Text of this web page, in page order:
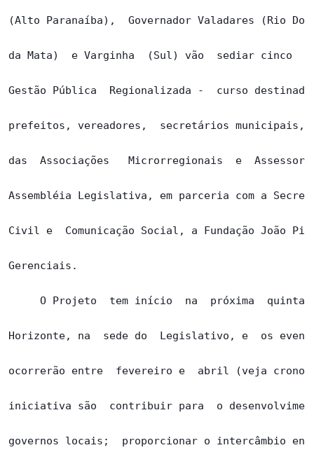
(Alto Paranaíba),  Governador Valadares (Rio
da Mata)  e Varginha  (Sul) vão  sediar cinco
Gestão Pública  Regionalizada -  curso
prefeitos, vereadores,  secretários municipais,
das  Associações   Microrregionais  e
Assembléia Legislativa, em parceria com a
Civil e  Comunicação Social, a Fundação João
Gerenciais.
O Projeto  tem início  na  próxima
Horizonte, na  sede do  Legislativo, e  os
ocorrerão entre  fevereiro e  abril (veja
iniciativa são  contribuir para  o
governos locais;  proporcionar o intercâmbio